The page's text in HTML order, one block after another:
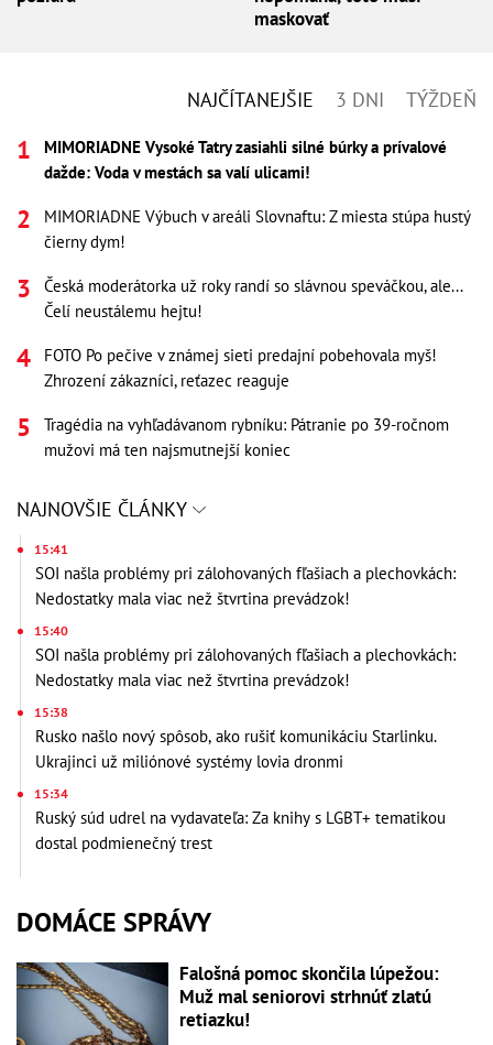
maskovať
NAJČÍTANEJŠIE 3 DNI TÝŽDEŇ
MIMORIADNE Vysoké Tatry zasiahli silné búrky a prívalové
dažde: Voda v mestách sa valí ulicami!
MIMORIADNE Výbuch v areáli Slovnaftu: Z miesta stúpa hustý
čierny dym!
Česká moderátorka už roky randí so slávnou speváčkou, ale...
Čelí neustálemu hejtu!
FOTO Po pečive v známej sieti predajní pobehovala myš!
Zhrození zákazníci, reťazec reaguje
Tragédia na vyhľadávanom rybníku: Pátranie po 39-ročnom
mužovi má ten najsmutnejší koniec
NAJNOVŠIE ČLÁNKY
15:41
SOI našla problémy pri zálohovaných fľašiach a plechovkách:
Nedostatky mala viac než štvrtina prevádzok!
15:40
SOI našla problémy pri zálohovaných fľašiach a plechovkách:
Nedostatky mala viac než štvrtina prevádzok!
15:38
Rusko našlo nový spôsob, ako rušiť komunikáciu Starlinku.
Ukrajinci už miliónové systémy lovia dronmi
15:34
Ruský súd udrel na vydavateľa: Za knihy s LGBT+ tematikou
dostal podmienečný trest
DOMÁCE SPRÁVY
Falošná pomoc skončila lúpežou:
Muž mal seniorovi strhnúť zlatú
retiazku!